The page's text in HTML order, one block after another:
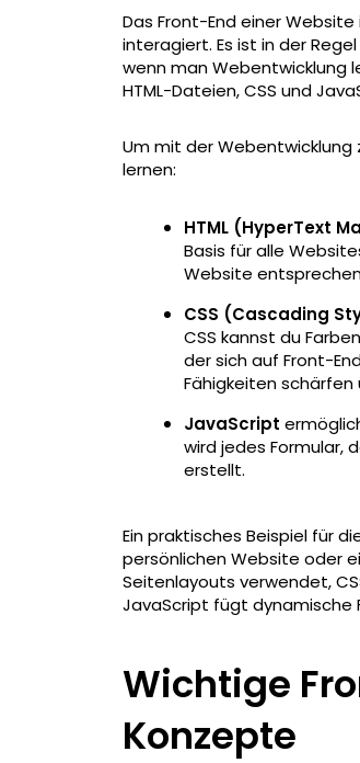
Das Front-End einer
interagiert. Es ist in der
wenn man Webentwicklung
HTML-Dateien, CSS und
Um mit der Webentwicklung
lernen:
HTML (HyperText
Basis für alle
Website
CSS (Cascading
CSS kannst du
der sich auf Front-
Fähigkeiten schärfen
JavaScript
wird jedes Formular,
erstellt.
Ein praktisches Beispiel für
persönlichen Website oder
Seitenlayouts verwendet,
JavaScript fügt dynamische
Wichtige
Konzepte